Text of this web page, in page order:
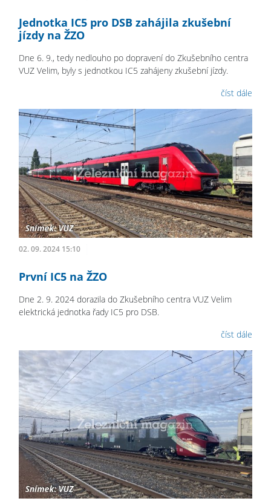
Jednotka IC5 pro DSB zahájila zkušební
jízdy na ŽZO
Dne 6. 9., tedy nedlouho po dopravení do Zkušebního centra
VUZ Velim, byly s jednotkou IC5 zahájeny zkušební jízdy.
číst dále
02. 09. 2024 15:10
První IC5 na ŽZO
Dne 2. 9. 2024 dorazila do Zkušebního centra VUZ Velim
elektrická jednotka řady IC5 pro DSB.
číst dále